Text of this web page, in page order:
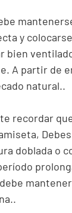
y
bien
A partir de
natural..
recordar
doblada o